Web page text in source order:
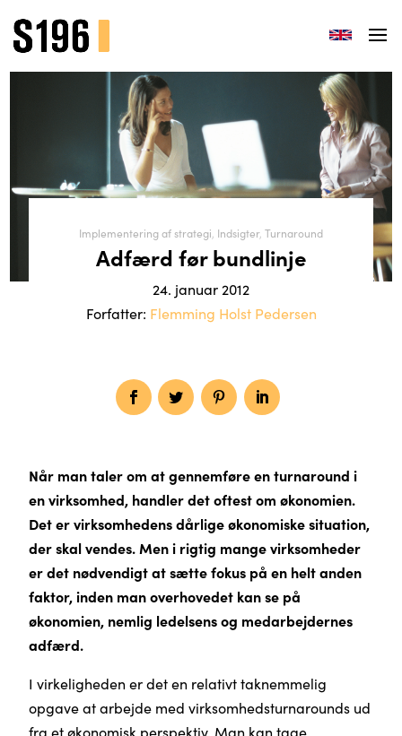
Implementering af strategi Indsigter, Turnaround
Adfærd før bundlinje
24. januar 2012
Forfatter: Flemming Holst Pedersen
Når man taler om at gennemføre en turnaround i
en virksomhed, handler det oftest om økonomien.
Det er virksomhedens dårlige økonomiske situation,
der skal vendes. Men i rigtig mange virksomheder
er det nødvendigt at sætte fokus på en helt anden
faktor, inden man overhovedet kan se på
økonomien, nemlig ledelsens og medarbejdernes
adfærd.
I virkeligheden er det en relativt taknemmelig
opgave at arbejde med virksomhedsturnarounds ud
fra et økonomisk perspektiv. Man kan tage